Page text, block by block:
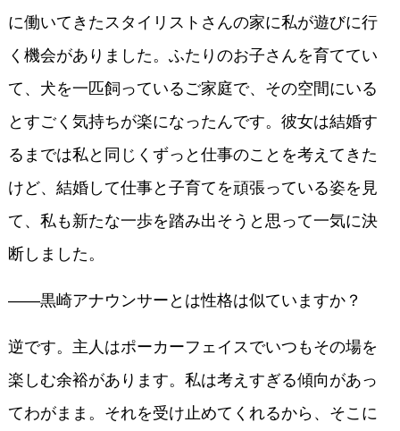
に働いてきたスタイリストさんの家に私が遊びに行
く機会がありました。ふたりのお子さんを育ててい
て、犬を一匹飼っているご家庭で、その空間にいる
とすごく気持ちが楽になったんです。彼女は結婚す
るまでは私と同じくずっと仕事のことを考えてきた
けど、結婚して仕事と子育てを頑張っている姿を見
て、私も新たな一歩を踏み出そうと思って一気に決
断しました。
――黒崎アナウンサーとは性格は似ていますか？
逆です。主人はポーカーフェイスでいつもその場を
楽しむ余裕があります。私は考えすぎる傾向があっ
てわがまま。それを受け止めてくれるから、そこに